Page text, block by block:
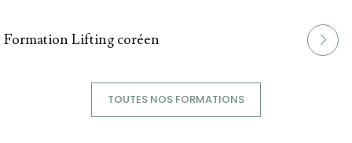
Formation Lifting coréen
TOUTES NOS FORMATIONS